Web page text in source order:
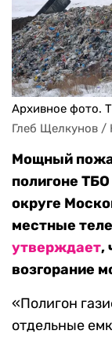
Архивное фото.
Глеб Щелкунов /
Мощный
полигоне
округе
местные
утверждает,
возгорание
«Полигон
отдельные